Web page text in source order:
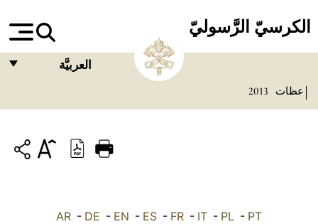
الكرسيّ الرَّسوليّ
العربيَّة
ITALIANO
عظات 2013
AR - DE - EN - ES - FR - IT - PL - PT